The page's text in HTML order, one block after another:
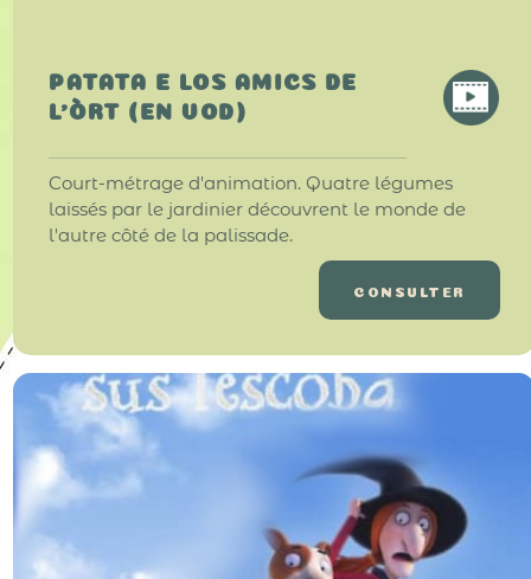
PATATA E LOS AMICS DE
L’ÒRT (EN VOD)
Court-métrage d'animation. Quatre légumes
laissés par le jardinier découvrent le monde de
l'autre côté de la palissade.
CONSULTER